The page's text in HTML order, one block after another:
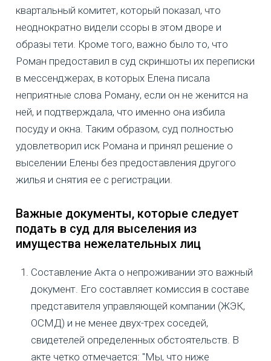
квартальный комитет, который показал, что
неоднократно видели ссоры в этом дворе и
образы тети. Кроме того, важно было то, что
Роман предоставил в суд скриншоты их переписки
в мессенджерах, в которых Елена писала
неприятные слова Роману, если он не женится на
ней, и подтверждала, что именно она избила
посуду и окна. Таким образом, суд полностью
удовлетворил иск Романа и принял решение о
выселении Елены без предоставления другого
жилья и снятия ее с регистрации.
Важные документы, которые следует
подать в суд для выселения из
имущества нежелательных лиц
Составление Акта о непроживании это важный
документ. Его составляет комиссия в составе
представителя управляющей компании (ЖЭК,
ОСМД) и не менее двух-трех соседей,
свидетелей определенных обстоятельств. В
акте четко отмечается: "Мы, что ниже